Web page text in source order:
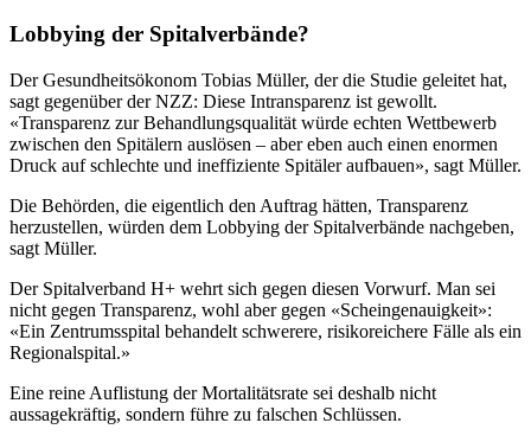
Lobbying der Spitalverbände?
Der Gesundheitsökonom Tobias Müller, der die Studie geleitet hat,
sagt gegenüber der NZZ: Diese Intransparenz ist gewollt.
«Transparenz zur Behandlungsqualität würde echten Wettbewerb
zwischen den Spitälern auslösen – aber eben auch einen enormen
Druck auf schlechte und ineffiziente Spitäler aufbauen», sagt Müller.
Die Behörden, die eigentlich den Auftrag hätten, Transparenz
herzustellen, würden dem Lobbying der Spitalverbände nachgeben,
sagt Müller.
Der Spitalverband H+ wehrt sich gegen diesen Vorwurf. Man sei
nicht gegen Transparenz, wohl aber gegen «Scheingenauigkeit»:
«Ein Zentrumsspital behandelt schwerere, risikoreichere Fälle als ein
Regionalspital.»
Eine reine Auflistung der Mortalitätsrate sei deshalb nicht
aussagekräftig, sondern führe zu falschen Schlüssen.